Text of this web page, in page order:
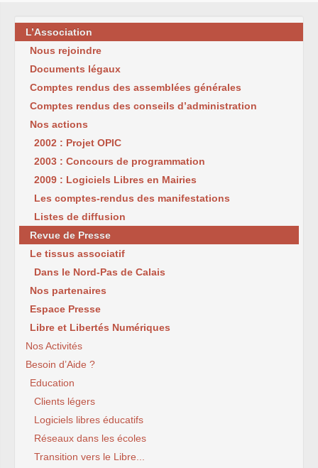
L’Association
Nous rejoindre
Documents légaux
Comptes rendus des assemblées générales
Comptes rendus des conseils d’administration
Nos actions
2002 : Projet OPIC
2003 : Concours de programmation
2009 : Logiciels Libres en Mairies
Les comptes-rendus des manifestations
Listes de diffusion
Revue de Presse
Le tissus associatif
Dans le Nord-Pas de Calais
Nos partenaires
Espace Presse
Libre et Libertés Numériques
Nos Activités
Besoin d’Aide ?
Education
Clients légers
Logiciels libres éducatifs
Réseaux dans les écoles
Transition vers le Libre...